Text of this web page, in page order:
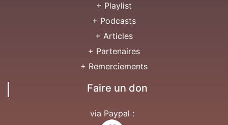
+ Playlist
+ Podcasts
+ Articles
+ Partenaires
+ Remerciements
Faire un don
via Paypal :